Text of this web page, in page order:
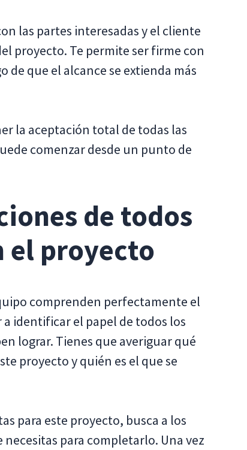
las partes interesadas y el cliente
proyecto. Te permite ser firme con
de que el alcance se extienda más
la aceptación total de todas las
comenzar desde un punto de
de todos
el proyecto
comprenden perfectamente el
identificar el papel de todos los
lograr. Tienes que averiguar qué
proyecto y quién es el que se
para este proyecto, busca a los
para completarlo. Una vez